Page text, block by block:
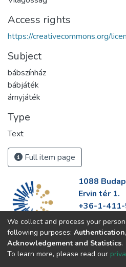
Access rights
https://creativecommons.org/
Subject
bábszínház
bábjáték
árnyjáték
Type
Text
Full item page
1088
Ervin tér 1.
+36-1-
https://
We collect and process your
following purposes:
Acknowledgement and Statistics.
To learn more, please read our